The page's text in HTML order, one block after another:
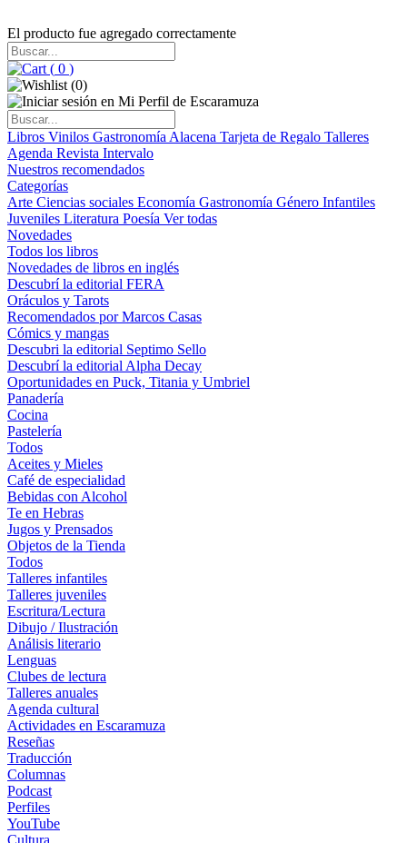
El producto fue agregado correctamente
( 0 )
(0)
Libros Vinilos Gastronomía Alacena Tarjeta de Regalo Talleres
Agenda Revista Intervalo
Nuestros recomendados
Categorías
Arte Ciencias sociales Economía Gastronomía Género Infantiles
Juveniles Literatura Poesía Ver todas
Novedades
Todos los libros
Novedades de libros en inglés
Descubrí la editorial FERA
Oráculos y Tarots
Recomendados por Marcos Casas
Cómics y mangas
Descubri la editorial Septimo Sello
Descubrí la editorial Alpha Decay
Oportunidades en Puck, Titania y Umbriel
Panadería
Cocina
Pastelería
Todos
Aceites y Mieles
Café de especialidad
Bebidas con Alcohol
Te en Hebras
Jugos y Prensados
Objetos de la Tienda
Todos
Talleres infantiles
Talleres juveniles
Escritura/Lectura
Dibujo / Ilustración
Análisis literario
Lenguas
Clubes de lectura
Talleres anuales
Agenda cultural
Actividades en Escaramuza
Reseñas
Traducción
Columnas
Podcast
Perfiles
YouTube
Cultura